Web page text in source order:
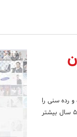
رده سنی را
درگیر کند اما از آن‌جایی که با افزایش سن، عضلات مقعد تضعیف می‌شوند، احتمال بروز آن در افراد بالای ۵۰ سال بیشتر